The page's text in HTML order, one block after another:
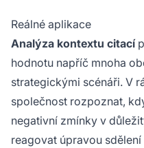
Reálné aplikace
Analýza kontextu citací
hodnotu napříč mnoha
strategickými scénáři. V
společnost rozpoznat,
negativní zmínky v
reagovat úpravou